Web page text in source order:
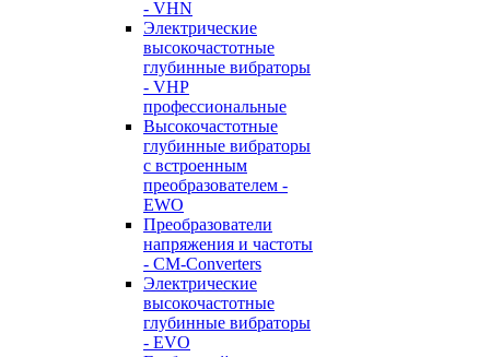
- VHN
Электрические
высокочастотные
глубинные вибраторы
- VHP
профессиональные
Высокочастотные
глубинные вибраторы
с встроенным
преобразователем -
EWO
Преобразователи
напряжения и частоты
- CM-Converters
Электрические
высокочастотные
глубинные вибраторы
- EVO